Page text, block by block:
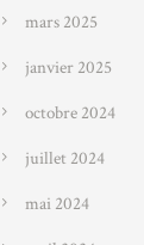
mars 2025
janvier 2025
octobre 2024
juillet 2024
mai 2024